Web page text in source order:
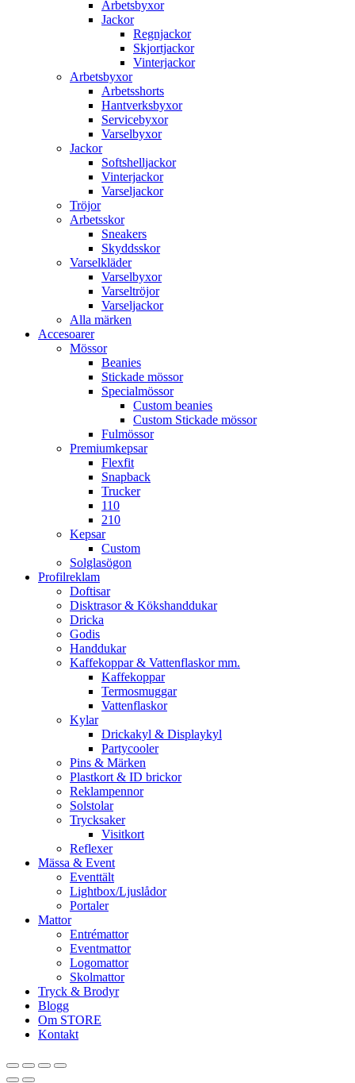
Arbetsbyxor
Jackor
Regnjackor
Skjortjackor
Vinterjackor
Arbetsbyxor
Arbetsshorts
Hantverksbyxor
Servicebyxor
Varselbyxor
Jackor
Softshelljackor
Vinterjackor
Varseljackor
Tröjor
Arbetsskor
Sneakers
Skyddsskor
Varselkläder
Varselbyxor
Varseltröjor
Varseljackor
Alla märken
Accesoarer
Mössor
Beanies
Stickade mössor
Specialmössor
Custom beanies
Custom Stickade mössor
Fulmössor
Premiumkepsar
Flexfit
Snapback
Trucker
110
210
Kepsar
Custom
Solglasögon
Profilreklam
Doftisar
Disktrasor & Kökshanddukar
Dricka
Godis
Handdukar
Kaffekoppar & Vattenflaskor mm.
Kaffekoppar
Termosmuggar
Vattenflaskor
Kylar
Drickakyl & Displaykyl
Partycooler
Pins & Märken
Plastkort & ID brickor
Reklampennor
Solstolar
Trycksaker
Visitkort
Reflexer
Mässa & Event
Eventtält
Lightbox/Ljuslådor
Portaler
Mattor
Entrémattor
Eventmattor
Logomattor
Skolmattor
Tryck & Brodyr
Blogg
Om STORE
Kontakt